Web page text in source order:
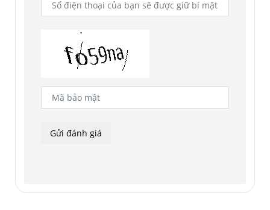
(như trên Galaxy S24 Ultra) và Galaxy Z Fold 6 vẫn sử dụng
giảm đáng kể. Mẫu smartphone màn hình gập mới chỉ nặng
239gr, nhẹ hơn khoảng 14gr so với Galaxy Z Fold 5 năm
ngoái và chỉ nặng bằng iPhone 13 Pro Max.
Đáng chú ý, Galaxy Z Fold 6 đã đạt được chứng nhận IP48
ngọt ở tối đa 30 phút dưới độ sâu 1,5 m; được bảo vệ khỏi